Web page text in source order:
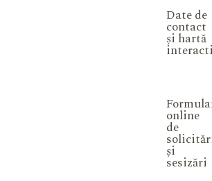
Date de
contact
și hartă
online
de
și
sesizări